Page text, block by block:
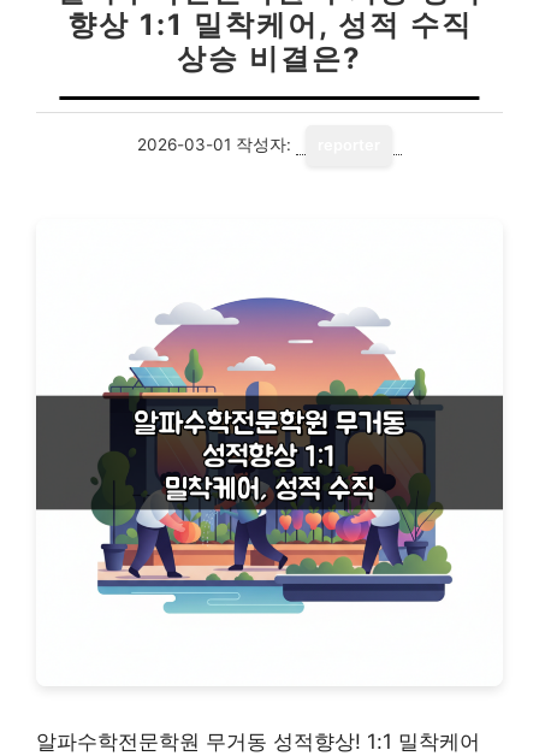
향상 1:1 밀착케어, 성적 수직
상승 비결은?
2026-03-01 작성자:
알파수학전문학원 무거동 성적향상! 1:1 밀착케어